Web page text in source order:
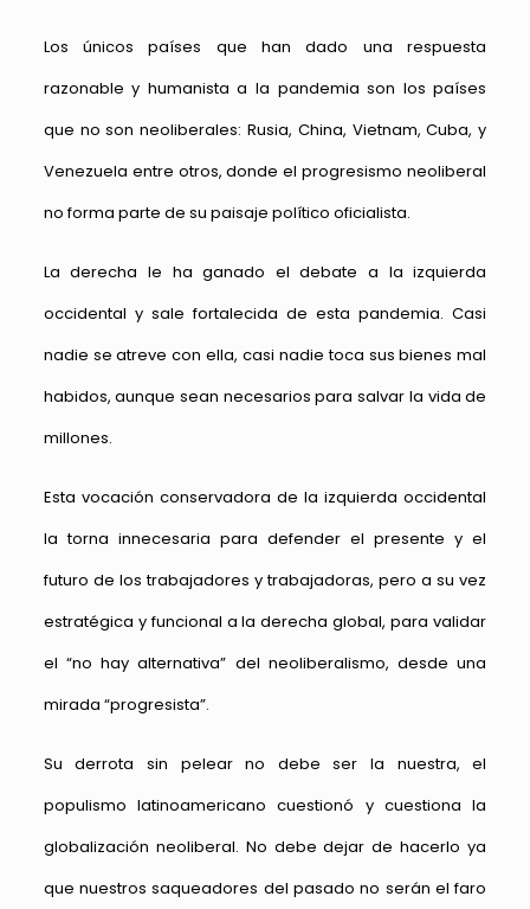
Los únicos países que han dado una respuesta
razonable y humanista a la pandemia son los países
que no son neoliberales: Rusia, China, Vietnam, Cuba, y
Venezuela entre otros, donde el progresismo neoliberal
no forma parte de su paisaje político oficialista.
La derecha le ha ganado el debate a la izquierda
occidental y sale fortalecida de esta pandemia. Casi
nadie se atreve con ella, casi nadie toca sus bienes mal
habidos, aunque sean necesarios para salvar la vida de
millones.
Esta vocación conservadora de la izquierda occidental
la torna innecesaria para defender el presente y el
futuro de los trabajadores y trabajadoras, pero a su vez
estratégica y funcional a la derecha global, para validar
el “no hay alternativa” del neoliberalismo, desde una
mirada “progresista”.
Su derrota sin pelear no debe ser la nuestra, el
populismo latinoamericano cuestionó y cuestiona la
globalización neoliberal. No debe dejar de hacerlo ya
que nuestros saqueadores del pasado no serán el faro